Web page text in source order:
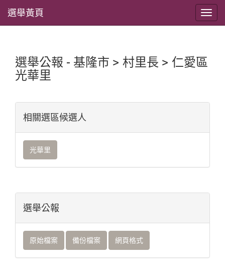
選舉黃頁
選舉公報 - 基隆市 > 村里長 > 仁愛區
光華里
相關選區候選人
光華里
選舉公報
原始檔案 備份檔案 網頁格式